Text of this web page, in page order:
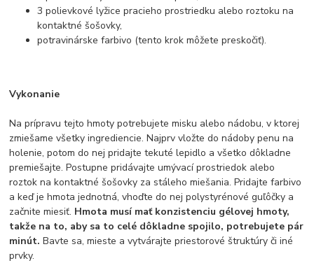
3 polievkové lyžice pracieho prostriedku alebo roztoku na
kontaktné šošovky,
potravinárske farbivo (tento krok môžete preskočiť).
Vykonanie
Na prípravu tejto hmoty potrebujete misku alebo nádobu, v ktorej
zmiešame všetky ingrediencie. Najprv vložte do nádoby penu na
holenie, potom do nej pridajte tekuté lepidlo a všetko dôkladne
premiešajte. Postupne pridávajte umývací prostriedok alebo
roztok na kontaktné šošovky za stáleho miešania. Pridajte farbivo
a keď je hmota jednotná, vhoďte do nej polystyrénové guľôčky a
začnite miesiť. Hmota musí mať konzistenciu gélovej hmoty,
takže na to, aby sa to celé dôkladne spojilo, potrebujete pár
minút. Bavte sa, mieste a vytvárajte priestorové štruktúry či iné
prvky.